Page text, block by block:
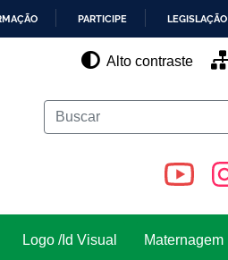
PARTICIPE LEGISLAÇÃO
Alto contraste
Logo /Id Visual Maternagem